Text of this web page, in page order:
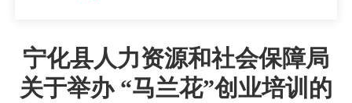
宁化县人力资源和社会保障局
关于举办 “马兰花”创业培训的